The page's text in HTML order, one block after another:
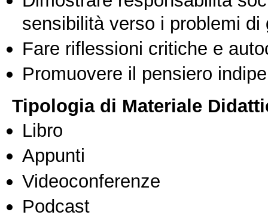
sensibilità verso i problemi di
Fare riflessioni critiche e
Promuovere il pensiero
Tipologia di Materiale
Libro
Appunti
Videoconferenze
Podcast